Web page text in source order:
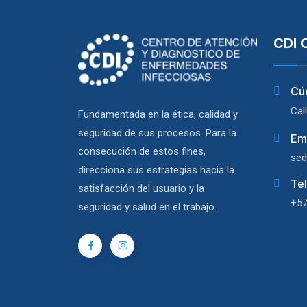
Fundamentada en la ética, calidad y
seguridad de sus procesos. Para la
consecución de estos fines,
direcciona sus estrategias hacia la
satisfacción del usuario y la
seguridad y salud en el trabajo.
CDI